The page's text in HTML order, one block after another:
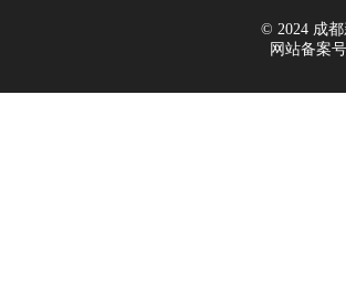
© 2024 成都
网站备案